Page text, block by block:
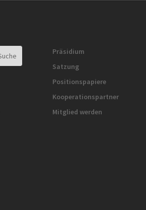
Präsidium
Satzung
Positionspapiere
Kooperationspartner
Mitglied werden